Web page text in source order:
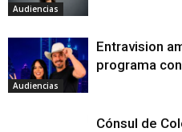
Audiencias
Audiencias
Entravision
programa
Cónsul de